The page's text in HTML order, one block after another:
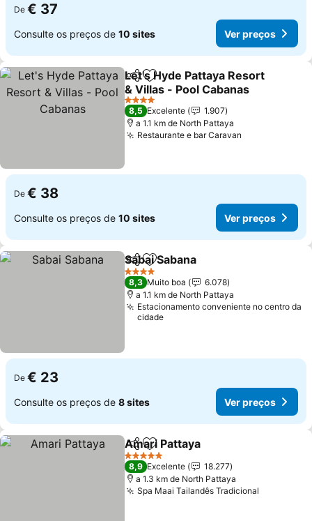
De € 37
Consulte os preços de 10 sites Ver preços
PartilharAdicionar aos favoritos
Let's Hyde Pattaya Resort
& Villas - Pool Cabanas
Ver preços
4 Estrelas
8,5 Excelente
1.907
a 1.1 km de North Pattaya
Restaurante e bar Caravan
De € 38
Consulte os preços de 10 sites Ver preços
PartilharAdicionar aos favoritos
Sabai Sabana
4 Estrelas
8,3 Muito boa
6.078
a 1.1 km de North Pattaya
Estacionamento conveniente no centro da
cidade
De € 23
Consulte os preços de 8 sites Ver preços
PartilharAdicionar aos favoritos
Amari Pattaya
5 Estrelas
8,9 Excelente
18.277
a 1.3 km de North Pattaya
Spa Maai Tailandês Tradicional